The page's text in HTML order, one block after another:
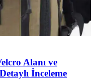
Alanı ve
İnceleme